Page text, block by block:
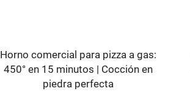
Horno comercial para pizza a gas:
450° en 15 minutos | Cocción en
piedra perfecta